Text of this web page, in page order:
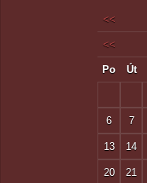
<<
<<
Po Út
6 7
13 14
20 21